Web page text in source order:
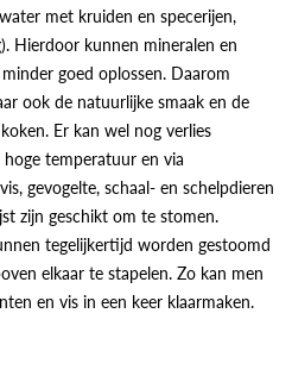
met kruiden en specerijen,
Hierdoor kunnen mineralen en
goed oplossen. Daarom
ook de natuurlijke smaak en de
Er kan wel nog verlies
temperatuur en via
gevogelte, schaal- en schelpdieren
zijn geschikt om te stomen.
tegelijkertijd worden gestoomd
elkaar te stapelen. Zo kan men
en vis in een keer klaarmaken.